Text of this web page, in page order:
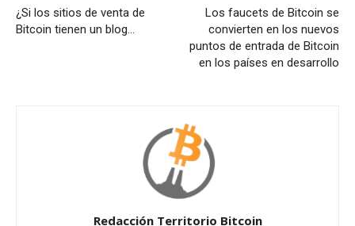
¿Si los sitios de venta de
Bitcoin tienen un blog…
Los faucets de Bitcoin se
convierten en los nuevos
puntos de entrada de Bitcoin
en los países en desarrollo
Redacción Territorio Bitcoin